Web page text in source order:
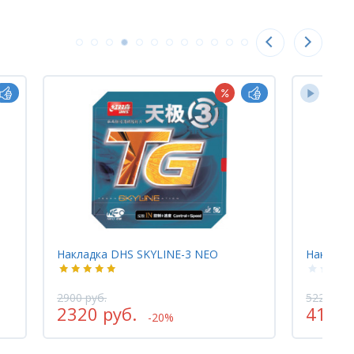
Накладка Tibhar GENIUS+OPTIMUM
5220 руб.
4176 руб. -20%
2900
2320